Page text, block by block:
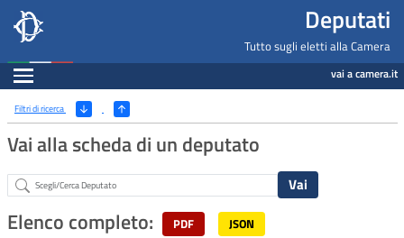
Deputati, Camera dei Deputati -
Salta al contenuto principale
Salta al menu di navigazione Deputati
Tutto sugli eletti alla Camera
Espandi vai a camera.it
Ricerca
Filtri di ricerca (Apri/Chiudi filtri)
Vai alla scheda di un deputato
Abstract
Elenco completo: PDF JSON
Navigazione pagine di servizio
Fine pagina
Salta al contenuto principale
Salta al menu di navigazione
Vai a inizio pagina